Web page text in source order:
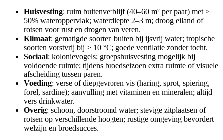
Huisvesting: ruim buitenverblijf (40–60 m² per paar) met ≥
50% wateroppervlak; waterdiepte 2–3 m; droog eiland of
rotsen voor rust en drogen van veren.
Klimaat: gematigde soorten buiten bij ijsvrij water; tropische
soorten vorstvrij bij > 10 °C; goede ventilatie zonder tocht.
Sociaal: kolonievogels; groepshuisvesting mogelijk bij
voldoende ruimte; tijdens broedseizoen extra ruimte of visuele
afscheiding tussen paren.
Voeding: verse of diepgevroren vis (haring, sprot, spiering,
forel, sardine); aanvulling met vitaminen en mineralen; altijd
vers drinkwater.
Overig: schoon, doorstroomd water; stevige zitplaatsen of
rotsen op verschillende hoogten; rustige omgeving bevordert
welzijn en broedsucces.